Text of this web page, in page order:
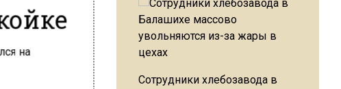
Сотрудники хлебозавода в